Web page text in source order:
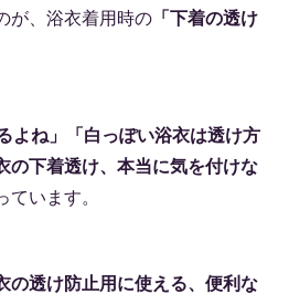
が、浴衣着用時の 「下着の透け
よね」「白っぽい浴衣は透け方
の下着透け、本当に気を付けな
ています。
の透け防止用に使える、便利な